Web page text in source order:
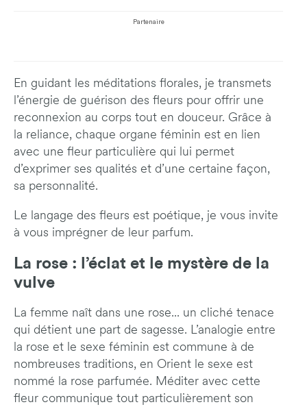
Partenaire
En guidant les méditations florales, je transmets
l’énergie de guérison des fleurs pour offrir une
reconnexion au corps tout en douceur. Grâce à
la reliance, chaque organe féminin est en lien
avec une fleur particulière qui lui permet
d’exprimer ses qualités et d’une certaine façon,
sa personnalité.
Le langage des fleurs est poétique, je vous invite
à vous imprégner de leur parfum.
La rose : l’éclat et le mystère de la
vulve
La femme naît dans une rose... un cliché tenace
qui détient une part de sagesse. L’analogie entre
la rose et le sexe féminin est commune à de
nombreuses traditions, en Orient le sexe est
nommé la rose parfumée. Méditer avec cette
fleur communique tout particulièrement son